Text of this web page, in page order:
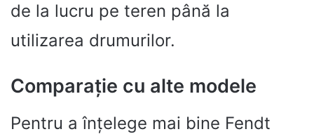
de la lucru pe teren până la
utilizarea drumurilor.
Comparație cu alte modele
Pentru a înțelege mai bine Fendt